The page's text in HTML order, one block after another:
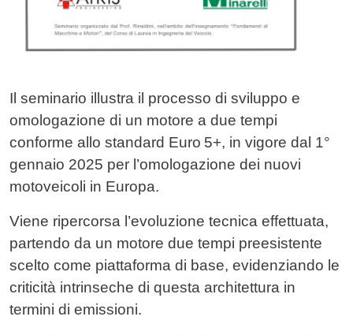
Il seminario illustra il processo di sviluppo e
omologazione di un motore a due tempi
conforme allo standard Euro 5+, in vigore dal 1°
gennaio 2025 per l’omologazione dei nuovi
motoveicoli in Europa.
Viene ripercorsa l’evoluzione tecnica effettuata,
partendo da un motore due tempi preesistente
scelto come piattaforma di base, evidenziando le
criticità intrinseche di questa architettura in
termini di emissioni.